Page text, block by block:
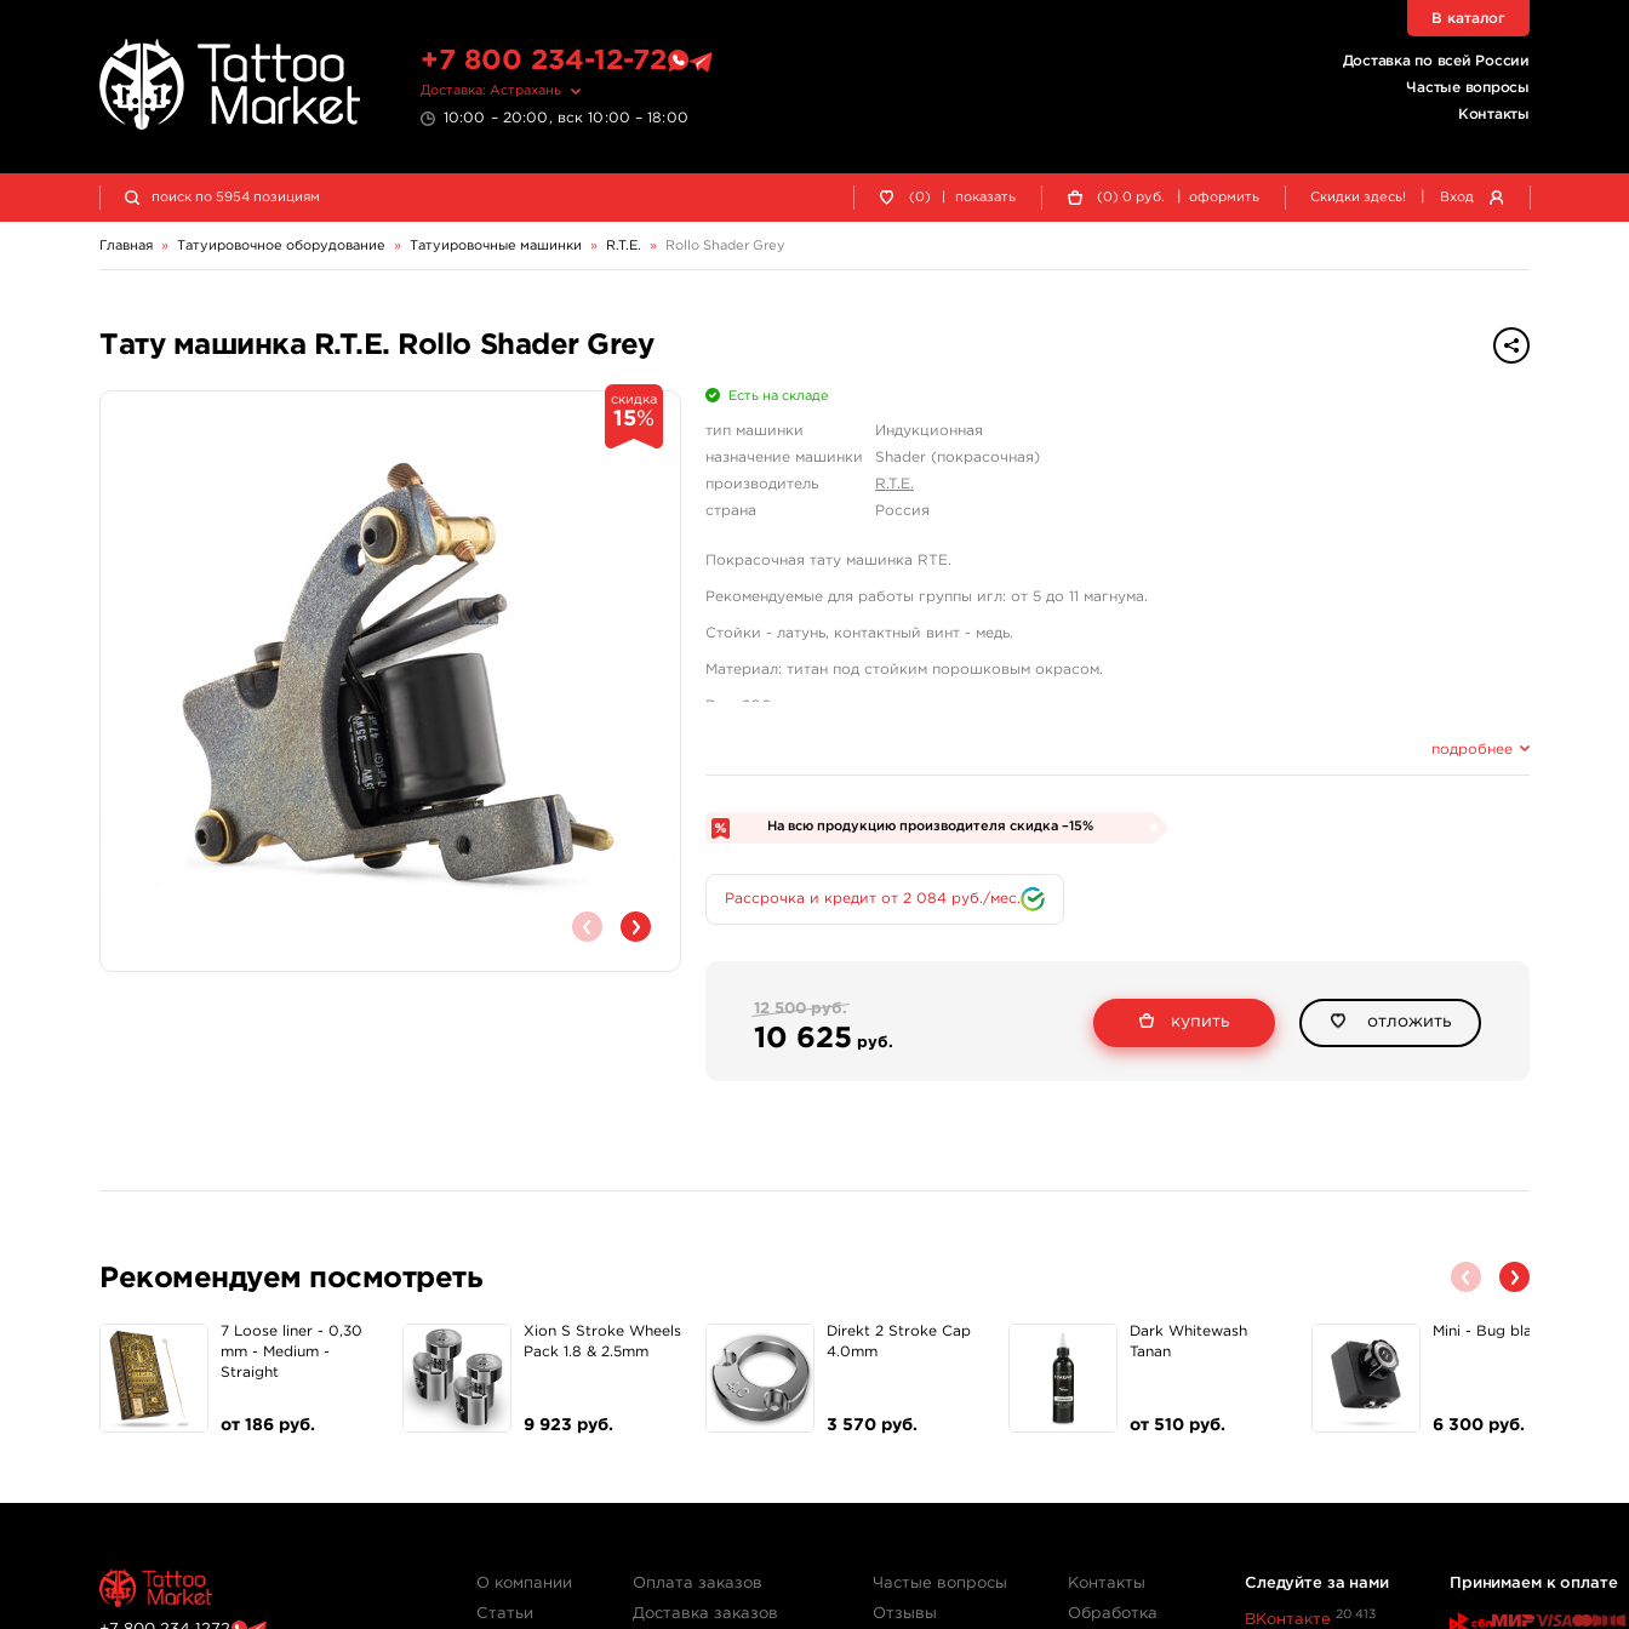
+7 800 234-12-72
Доставка: Астрахань
10:00 – 20:00, вск 10:00 – 18:00
Доставка по всей России
Частые вопросы
Контакты
В каталог
(0) показать (0) 0 руб. оформить Скидки здесь! Вход
Главная » Татуировочное оборудование » Татуировочные машинки » R.T.E. » Rollo Shader Grey
Тату машинка R.T.E. Rollo Shader Grey
Есть на складе
тип машинки
Индукционная
назначение машинки
Shader (покрасочная)
производитель
R.T.E.
страна
Россия
Покрасочная тату машинка RTE.
Рекомендуемые для работы группы игл: от 5 до 11 магнума.
Стойки - латунь, контактный винт - медь.
Материал: титан под стойким порошковым окрасом.
Вес: 200г.
подробнее
На всю продукцию производителя скидка –15%
Рассрочка и кредит от 2 084 руб./мес.
12 500 руб.
10 625 руб.
купить отложить
скидка
15%
Рекомендуем посмотреть
7 Loose liner - 0,30
mm - Medium -
Straight
от 186 руб.
Xion S Stroke Wheels
Pack 1.8 & 2.5mm
9 923 руб.
Direkt 2 Stroke Cap
4.0mm
3 570 руб.
Dark Whitewash
Tanan
от 510 руб.
Mini - Bug black
6 300 руб.
О компании
Статьи
Оплата заказов
Доставка заказов
Частые вопросы
Отзывы
Контакты
Обработка
Следуйте за нами
ВКонтакте 20 413
Принимаем к оплате